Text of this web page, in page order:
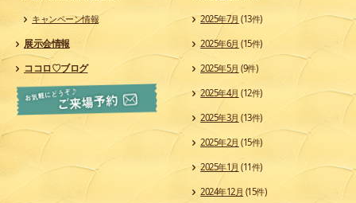
キャンペーン情報
展示会情報
ココロ♡ブログ
2025年7月 (13件)
2025年6月 (15件)
2025年5月 (9件)
2025年4月 (12件)
2025年3月 (13件)
2025年2月 (15件)
2025年1月 (11件)
2024年12月 (15件)